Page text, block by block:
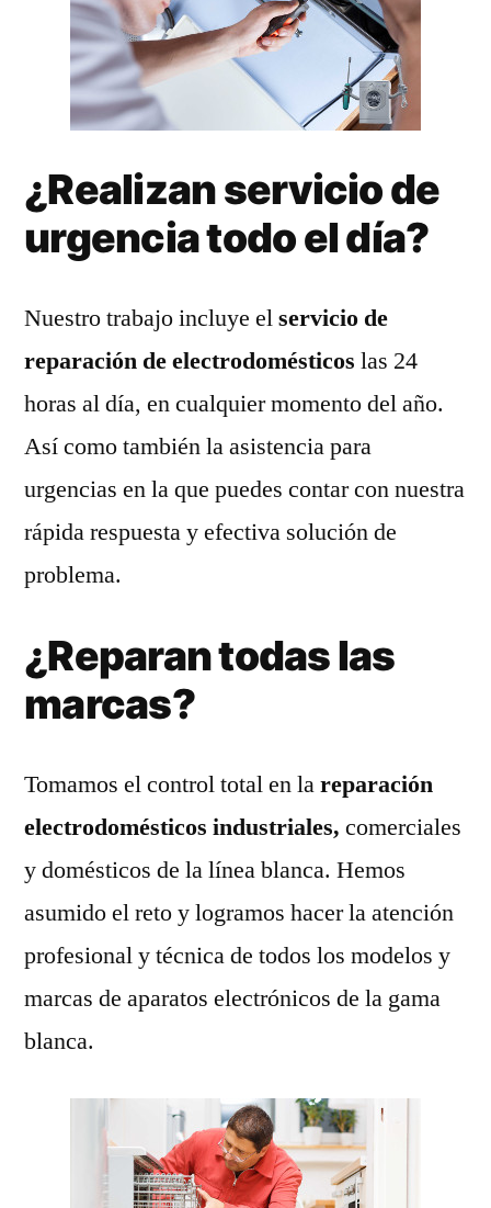
¿Realizan servicio de
urgencia todo el día?
Nuestro trabajo incluye elservicio de
reparación de electrodomésticos las 24
horas al día, en cualquier momento del año.
Así como también la asistencia para
urgencias en la que puedes contar con nuestra
rápida respuesta y efectiva solución de
problema.
¿Reparan todas las
marcas?
Tomamos el control total en lareparación
electrodomésticos industriales, comerciales
y domésticos de la línea blanca. Hemos
asumido el reto y logramos hacer la atención
profesional y técnica de todos los modelos y
marcas de aparatos electrónicos de la gama
blanca.